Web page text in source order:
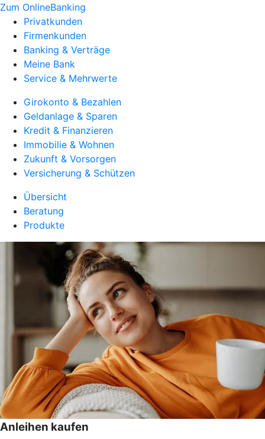
Zum OnlineBanking
Privatkunden
Firmenkunden
Banking & Verträge
Meine Bank
Service & Mehrwerte
Girokonto & Bezahlen
Geldanlage & Sparen
Kredit & Finanzieren
Immobilie & Wohnen
Zukunft & Vorsorgen
Versicherung & Schützen
Übersicht
Beratung
Produkte
Anleihen kaufen